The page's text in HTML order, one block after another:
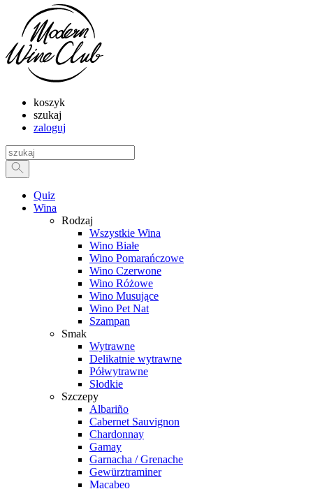
koszyk
szukaj
zaloguj
Quiz
Wina
Rodzaj
Wszystkie Wina
Wino Białe
Wino Pomarańczowe
Wino Czerwone
Wino Różowe
Wino Musujące
Wino Pet Nat
Szampan
Smak
Wytrawne
Delikatnie wytrawne
Półwytrawne
Słodkie
Szczepy
Albariño
Cabernet Sauvignon
Chardonnay
Gamay
Garnacha / Grenache
Gewürztraminer
Macabeo